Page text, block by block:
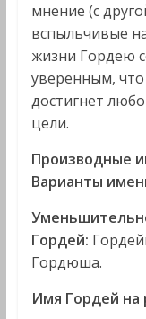
мнение (с
вспыльчивые
жизни Гордею
уверенным,
достигнет
цели.
Производные
Варианты
Гордей:
Гордюша.
Имя Гордей на